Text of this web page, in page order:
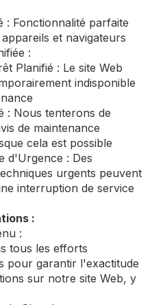
: Fonctionnalité parfaite
et navigateurs
:
Planifié : Le site Web
indisponible
: Nous tenterons de
de maintenance
cela est possible
d'Urgence : Des
urgents peuvent
interruption de service
:
:
tous les efforts
pour garantir l'exactitude
sur notre site Web, y